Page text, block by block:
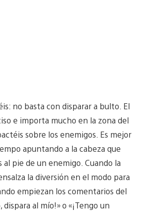
no basta con disparar a bulto. El
e importa mucho en la zona del
sobre los enemigos. Es mejor
apuntando a la cabeza que
al pie de un enemigo. Cuando la
la diversión en el modo para
empiezan los comentarios del
dispara al mío!» o «¡Tengo un